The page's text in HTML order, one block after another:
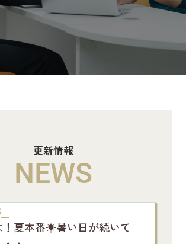
更新情報
NEWS
！夏本番☀暑い日が続いて